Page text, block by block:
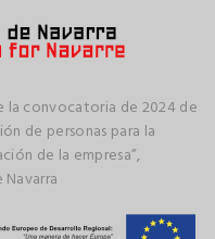
la convocatoria de 2024 de
de personas para la
de la empresa”,